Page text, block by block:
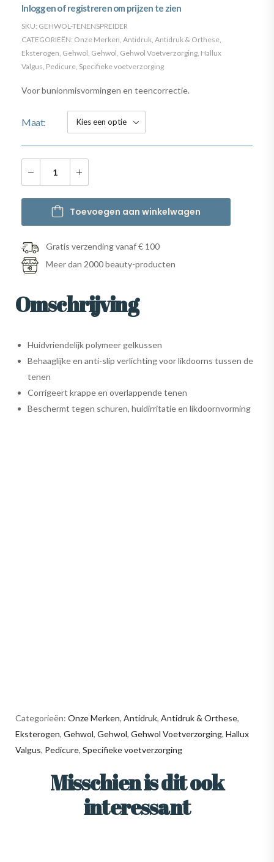
Inloggen of registreren om prijzen te zien
SKU: GEHWOL-TENENSPREIDER
CATEGORIEËN: Onze Merken Antidruk Antidruk & Orthese
Eksterogen Gehwol Gehwol Gehwol Voetverzorging Hallux
Valgus Pedicure Specifieke voetverzorging
Voor bunionmisvormingen en teencorrectie.
Maat
Toevoegen aan winkelwagen
Gratis verzending vanaf € 100
Meer dan 2000 beauty-producten
Omschrijving
Huidvriendelijk polymeer gelkussen
Behaaglijke en anti-slip verlichting voor likdoorns tussen de
tenen
Corrigeert krappe en overlappende tenen
Beschermt tegen schuren, huidirritatie en likdoornvorming
Categorieën: Onze Merken, Antidruk, Antidruk & Orthese,
Eksterogen, Gehwol, Gehwol, Gehwol Voetverzorging, Hallux
Valgus, Pedicure, Specifieke voetverzorging
Misschien is dit ook
interessant